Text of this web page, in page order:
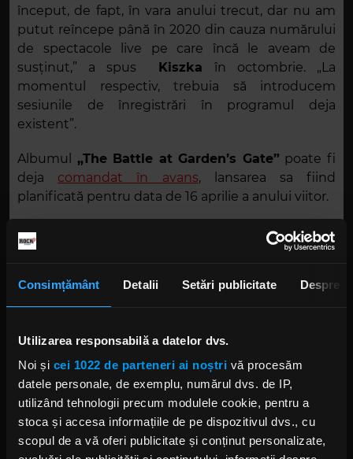
Consimțământ Detalii Setări publicitate Despre
Utilizarea responsabilă a datelor dvs.
Noi și cei 1022 de parteneri ai noștri vă procesăm
datele personale, de exemplu, numărul dvs. de IP,
utilizând tehnologii precum modulele cookie, pentru a
stoca și accesa informațiile de pe dispozitivul dvs., cu
scopul de a vă oferi publicitate și conținut personalizate,
început, de fapt, în vara anului trecut, dar nu am
putut reîncepe până în 2020 din cauza numărului
de spectacole live pe care încă le aveam de
susținut,” a spus Kiszka în octombrie. „La
momentul respectiv, trebuia să introducem
sesiunile de înregistrări în programul deja
existent”.
Albumul „The Battle at Garden’s Gate”poate fi
deja comandat în avans, lansarea sa fiind
planificată pentru data de 16 aprilie a anului viitor.